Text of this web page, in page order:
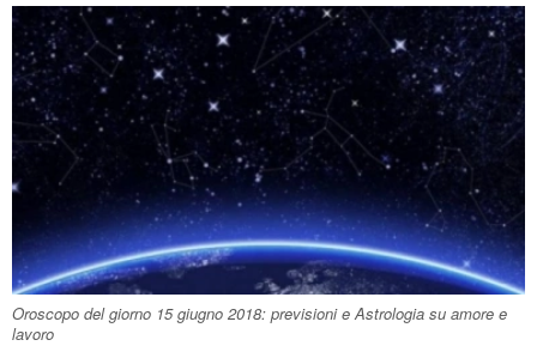
Oroscopo del giorno 15 giugno 2018: previsioni e Astrologia su amore e
lavoro